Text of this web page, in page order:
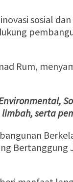
sosial
Rum,
serta